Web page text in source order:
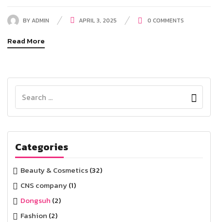
Categories
Beauty & Cosmetics(32)
CNS company(1)
Dongsuh (2)
Fashion (2)
BYADMIN APRIL 3, 2025 0 COMMENTS
Read More